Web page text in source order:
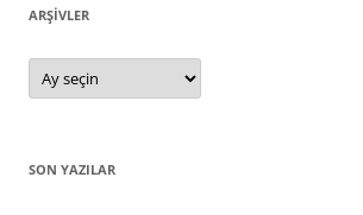
ARŞIVLER
Arşivler
SON YAZILAR